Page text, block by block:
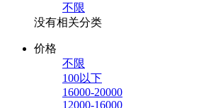
不限
没有相关分类
价格
不限
100以下
16000-20000
12000-16000